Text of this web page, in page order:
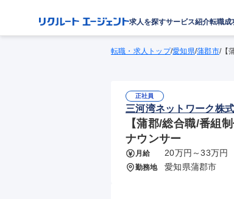
求人を探すサービス紹介転職成
転職・求人トップ/愛知県/蒲郡市/【
正社員
三河湾ネットワーク株
【蒲郡/総合職/番組
ナウンサー
月給 20万円～33万円
勤務地 愛知県蒲郡市